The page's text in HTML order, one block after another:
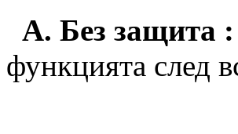
А. Без защита :
функцията след